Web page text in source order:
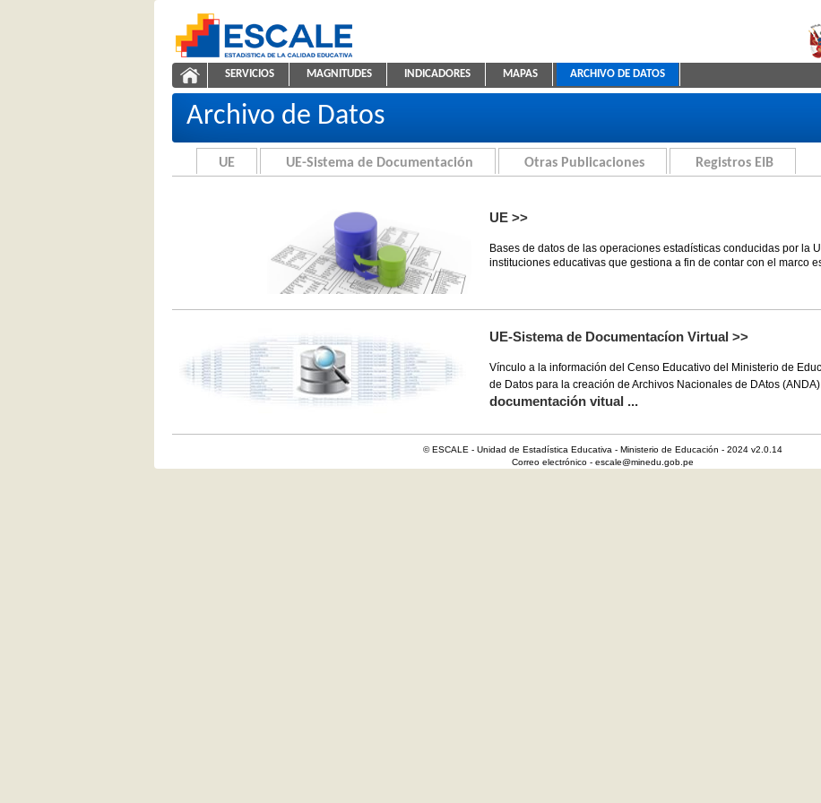
ESCALE - Unidad de Estadística Educativa
Archivo de Datos
NAVEGACIÓN
SERVICIOS MAGNITUDES INDICADORES MAPAS ARCHIVO DE DATOS
Archivo de Datos
UE UE-Sistema de Documentación Otras Publicaciones Registros EIB
UE >>
Bases de datos de las operaciones estadísticas conducidas por la
instituciones educativas que gestiona a fin de contar con el marco
UE-Sistema de Documentacíon Virtual >>
Vínculo a la información del Censo Educativo del Ministerio de
de Datos para la creación de Archivos Nacionales de DAtos
documentación vitual ...
© ESCALE - Unidad de Estadística Educativa - Ministerio de Educación - 2024 v2.0.14
Correo electrónico - escale@minedu.gob.pe